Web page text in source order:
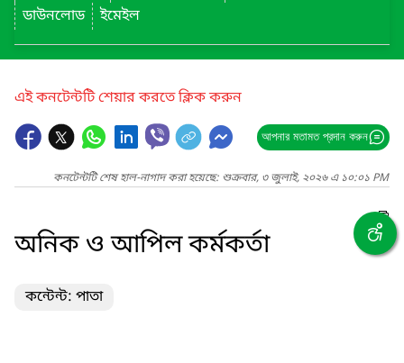
ডাউনলোড
ইমেইল
এই কনটেন্টটি শেয়ার করতে ক্লিক করুন
আপনার মতামত প্রদান করুন
কনটেন্টটি শেষ হাল-নাগাদ করা হয়েছে: শুক্রবার, ৩ জুলাই, ২০২৬ এ ১০:০১ PM
অনিক ও আপিল কর্মকর্তা
কন্টেন্ট: পাতা